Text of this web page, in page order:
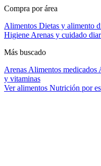
Compra por área
Alimentos Dietas y alimento
Higiene Arenas y cuidado
Más buscado
Arenas Alimentos medicados
y vitaminas
Ver alimentos Nutrición por